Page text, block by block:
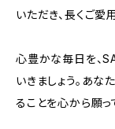
いただき、長くご愛
心豊かな毎日を、
いきましょう。あ
ることを心から願っ